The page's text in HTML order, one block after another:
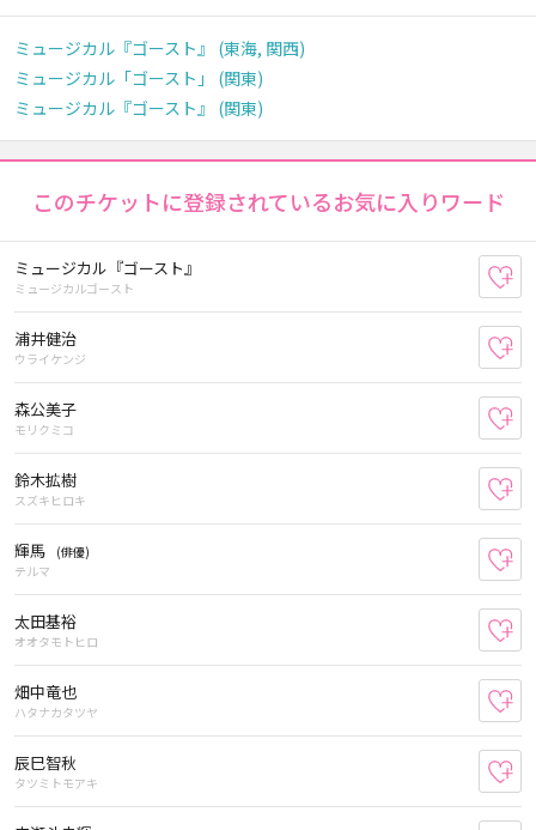
ミュージカル『ゴースト』 (東海, 関西)
ミュージカル「ゴースト」 (関東)
ミュージカル『ゴースト』 (関東)
このチケットに登録されているお気に入りワード
ミュージカル『ゴースト』
ミュージカルゴースト
浦井健治
ウライケンジ
森公美子
モリクミコ
鈴木拡樹
スズキヒロキ
輝馬
(俳優)
テルマ
太田基裕
オオタモトヒロ
畑中竜也
ハタナカタツヤ
辰巳智秋
タツミトモアキ